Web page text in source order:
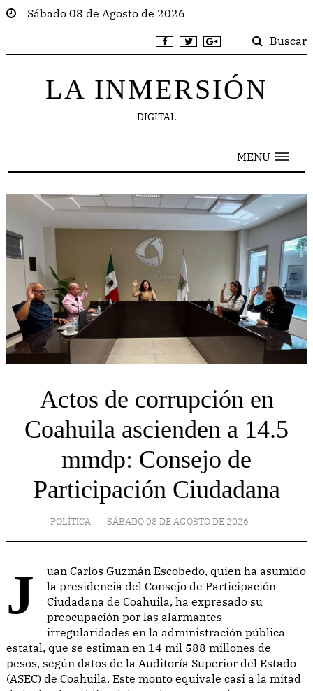
Sábado 08 de Agosto de 2026
Buscar
LA INMERSIÓN
DIGITAL
MENU
Actos de corrupción en
Coahuila ascienden a 14.5
mmdp: Consejo de
Participación Ciudadana
POLÍTICA SÁBADO 08 DE AGOSTO DE 2026
Juan Carlos Guzmán Escobedo, quien ha asumido
la presidencia del Consejo de Participación
Ciudadana de Coahuila, ha expresado su
preocupación por las alarmantes
irregularidades en la administración pública
estatal, que se estiman en 14 mil 588 millones de
pesos, según datos de la Auditoría Superior del Estado
(ASEC) de Coahuila. Este monto equivale casi a la mitad